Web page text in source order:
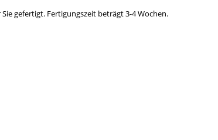
gefertigt. Fertigungszeit beträgt 3-4 Wochen.